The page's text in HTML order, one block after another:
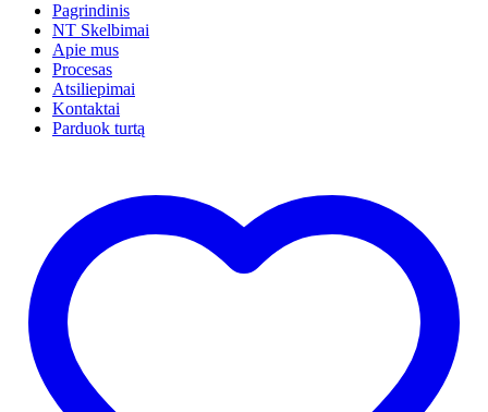
Pagrindinis
NT Skelbimai
Apie mus
Procesas
Atsiliepimai
Kontaktai
Parduok turtą